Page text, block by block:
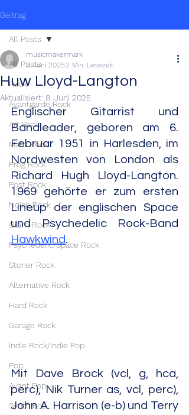
Beitrag
All Posts
Rock
Avantgarde Rock
Art Rock
Math Rock
Prog Rock
Post Rock
Noise Rock
Glam Rock
Psychedelic/Space Rock
Stoner Rock
Alternative Rock
Hard Rock
Garage Rock
Indie Rock/Indie Pop
Pop
Avant Pop
Synth Pop
All Posts
Huw Lloyd-Langton
musicmakermark
3. Juni 20252 Min. Lesezeit
Aktualisiert: 8. Juni 2025
Englischer Gitarrist und
Bandleader, geboren am 6.
Februar 1951 in Harlesden, im
Nordwesten von London als
Richard Hugh Lloyd-Langton.
1969 gehörte er zum ersten
Lineup der englischen Space
Hawkwind.
Mit Dave Brock (vcl, g, hca,
perc), Nik Turner as, vcl, perc),
John A. Harrison (e-b) und Terry